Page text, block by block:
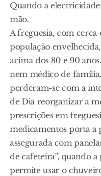
Quando a
mão.
A freguesia, com
população
acima dos 80 e 90
nem médico de
perderam-se com a
de Dia reorganizar a
prescrições em
medicamentos porta a
assegurada com
de cafeteira”, quando a
permite usar o